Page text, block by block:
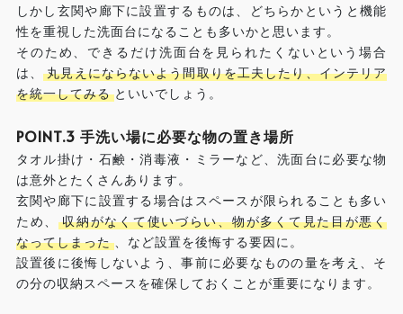
しかし玄関や廊下に設置するものは、どちらかというと機能
性を重視した洗面台になることも多いかと思います。
そのため、できるだけ洗面台を見られたくないという場合
は、 丸見えにならないよう間取りを工夫したり、インテリア
を統一してみる といいでしょう。
POINT.3 手洗い場に必要な物の置き場所
タオル掛け・石鹸・消毒液・ミラーなど、洗面台に必要な物
は意外とたくさんあります。
玄関や廊下に設置する場合はスペースが限られることも多い
ため、 収納がなくて使いづらい、物が多くて見た目が悪く
なってしまった
、など設置を後悔する要因に。
設置後に後悔しないよう、事前に必要なものの量を考え、そ
の分の収納スペースを確保しておくことが重要になります。